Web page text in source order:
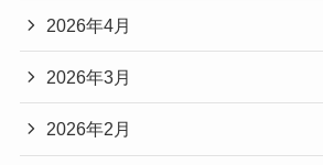
2026年4月
2026年3月
2026年2月